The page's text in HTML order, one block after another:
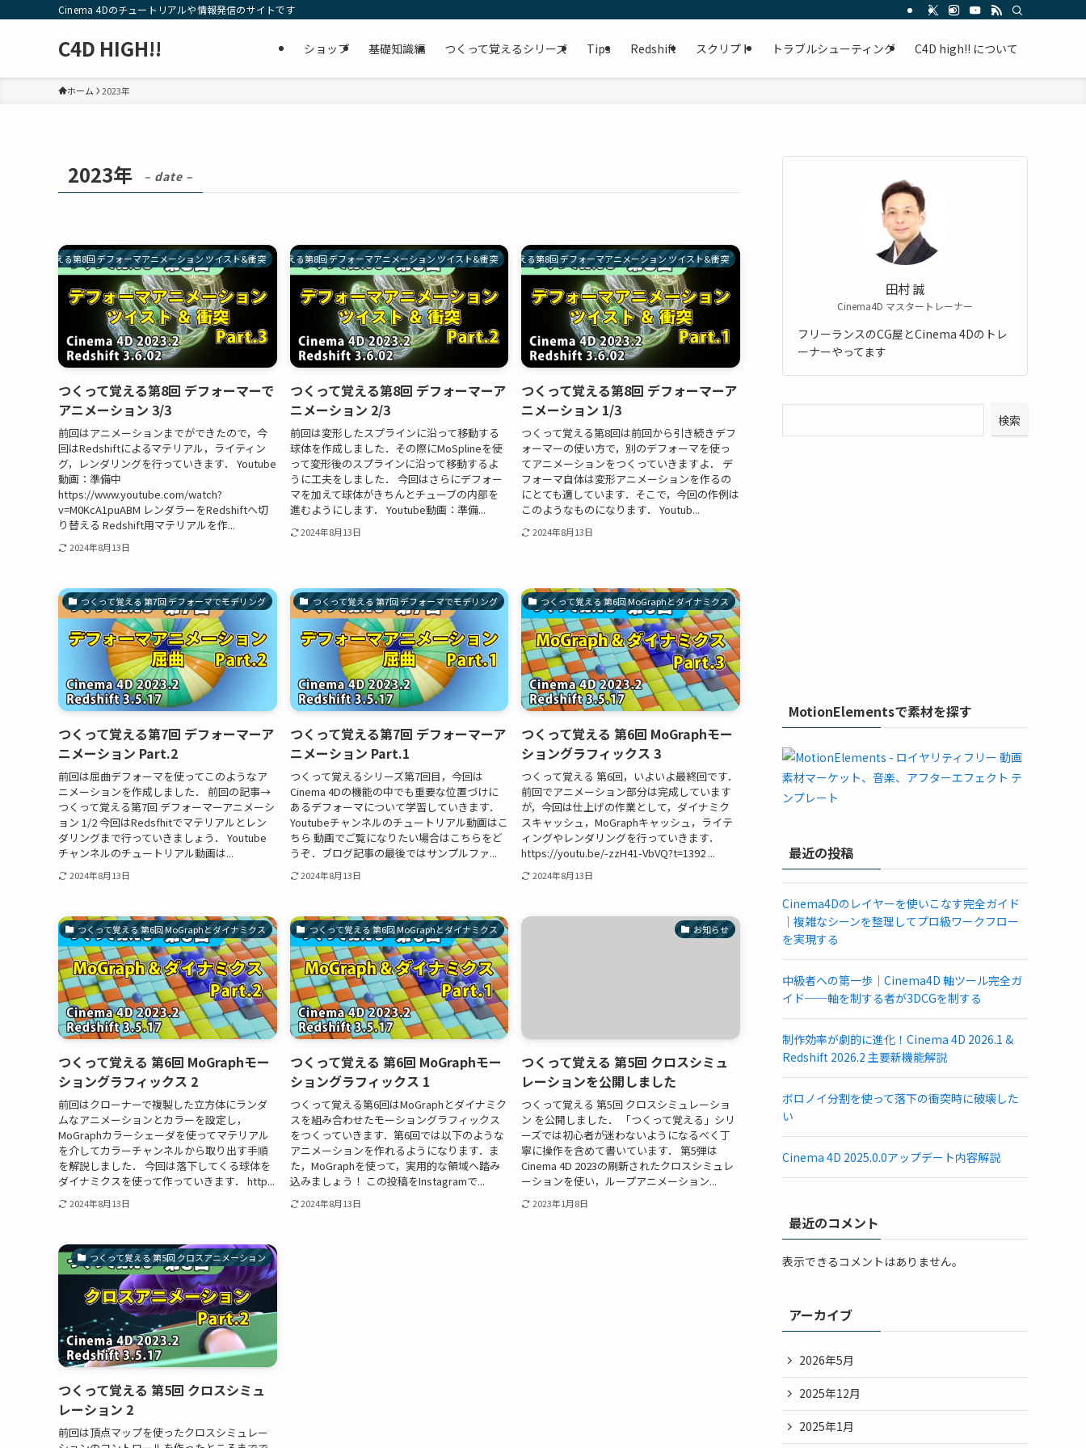
Cinema 4Dのチュートリアルや情報発信のサイトです
C4D HIGH!! ショップ 基礎知識編 つくって覚えるシリーズ Tips Redshift スクリプト トラブルシューティング C4D high!! について
ホーム 2023年
2023年 – date –
つくって覚える第8回 デフォーマアニメーション ツイスト&衝突
つくって覚える第8回 デフォーマーで
アニメーション 3/3
前回はアニメーションまでができたので，今
回はRedshiftによるマテリアル，ライティン
グ，レンダリングを行っていきます． Youtube
動画：準備中
https://www.youtube.com/watch?
v=M0KcA1puABM レンダラーをRedshiftへ切
り替える Redshift用マテリアルを作...
2024年8月13日
つくって覚える第8回 デフォーマアニメーション ツイスト&衝突
つくって覚える第8回 デフォーマーア
ニメーション 2/3
前回は変形したスプラインに沿って移動する
球体を作成しました．その際にMoSplineを使
って変形後のスプラインに沿って移動するよ
うに工夫をしました． 今回はさらにデフォー
マを加えて球体がきちんとチューブの内部を
進むようにします． Youtube動画：準備...
2024年8月13日
つくって覚える第8回 デフォーマアニメーション ツイスト&衝突
つくって覚える第8回 デフォーマーア
ニメーション 1/3
つくって覚える第8回は前回から引き続きデフ
ォーマーの使い方で，別のデフォーマを使っ
てアニメーションをつくっていきますよ． デ
フォーマ自体は変形アニメーションを作るの
にとても適しています．そこで，今回の作例は
このようなものになります． Youtub...
2024年8月13日
つくって覚える 第7回 デフォーマでモデリング
つくって覚える第7回 デフォーマーア
ニメーション Part.2
前回は屈曲デフォーマを使ってこのようなア
ニメーションを作成しました． 前回の記事→
つくって覚える第7回 デフォーマーアニメーシ
ョン 1/2 今回はRedsfhitでマテリアルとレン
ダリングまで行っていきましょう． Youtube
チャンネルのチュートリアル動画は...
2024年8月13日
つくって覚える 第7回 デフォーマでモデリング
つくって覚える第7回 デフォーマーア
ニメーション Part.1
つくって覚えるシリーズ第7回目，今回は
Cinema 4Dの機能の中でも重要な位置づけに
あるデフォーマについて学習していきます．
Youtubeチャンネルのチュートリアル動画はこ
ちら 動画でご覧になりたい場合はこちらをど
うぞ．ブログ記事の最後ではサンプルファ...
2024年8月13日
つくって覚える 第6回 MoGraphとダイナミクス
つくって覚える 第6回 MoGraphモー
ショングラフィックス 3
つくって覚える 第6回，いよいよ最終回です．
前回でアニメーション部分は完成しています
が，今回は仕上げの作業として，ダイナミク
スキャッシュ，MoGraphキャッシュ，ライテ
ィングやレンダリングを行っていきます．
https://youtu.be/-zzH41-VbVQ?t=1392 ...
2024年8月13日
つくって覚える 第6回 MoGraphとダイナミクス
つくって覚える 第6回 MoGraphモー
ショングラフィックス 2
前回はクローナーで複製した立方体にランダ
ムなアニメーションとカラーを設定し，
MoGraphカラーシェーダを使ってマテリアル
を介してカラーチャンネルから取り出す手順
を解説しました． 今回は落下してくる球体を
ダイナミクスを使って作っていきます． http...
2024年8月13日
つくって覚える 第6回 MoGraphとダイナミクス
つくって覚える 第6回 MoGraphモー
ショングラフィックス 1
つくって覚える第6回はMoGraphとダイナミク
スを組み合わせたモーショングラフィックス
をつくっていきます．第6回では以下のような
アニメーションを作れるようになります．ま
た，MoGraphを使って，実用的な領域へ踏み
込みましょう！ この投稿をInstagramで...
2024年8月13日
お知らせ
つくって覚える 第5回 クロスシミュ
レーションを公開しました
つくって覚える 第5回 クロスシミュレーショ
ン を公開しました． 「つくって覚える」シリ
ーズでは初心者が迷わないようになるべく丁
寧に操作を含めて書いています． 第5弾は
Cinema 4D 2023の刷新されたクロスシミュレ
ーションを使い，ループアニメーション...
2023年1月8日
つくって覚える 第5回 クロスアニメーション
つくって覚える 第5回 クロスシミュ
レーション 2
前回は頂点マップを使ったクロスシミュレー
田村 誠
Cinema4D マスタートレーナー
フリーランスのCG屋とCinema 4Dのトレ
ーナーやってます
検索
MotionElementsで素材を探す
最近の投稿
Cinema4Dのレイヤーを使いこなす完全ガイド
｜複雑なシーンを整理してプロ級ワークフロー
を実現する
中級者への第一歩｜Cinema4D 軸ツール完全ガ
イド──軸を制する者が3DCGを制する
制作効率が劇的に進化！Cinema 4D 2026.1 &
Redshift 2026.2 主要新機能解説
ボロノイ分割を使って落下の衝突時に破壊した
い
Cinema 4D 2025.0.0アップデート内容解説
最近のコメント
表示できるコメントはありません。
アーカイブ
2026年5月
2025年12月
2025年1月